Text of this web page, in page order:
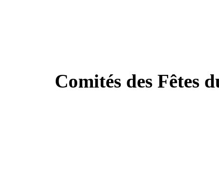
Comités des Fêtes